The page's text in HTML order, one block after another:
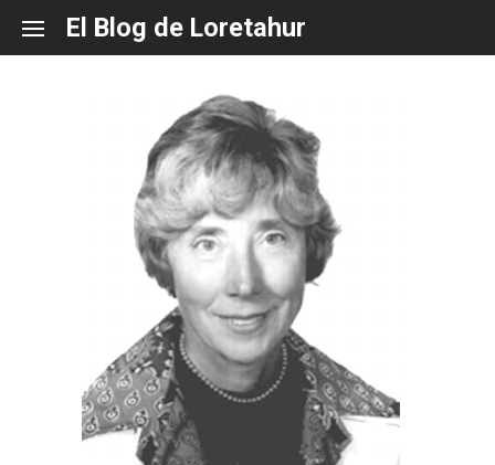
content
El Blog de Loretahur